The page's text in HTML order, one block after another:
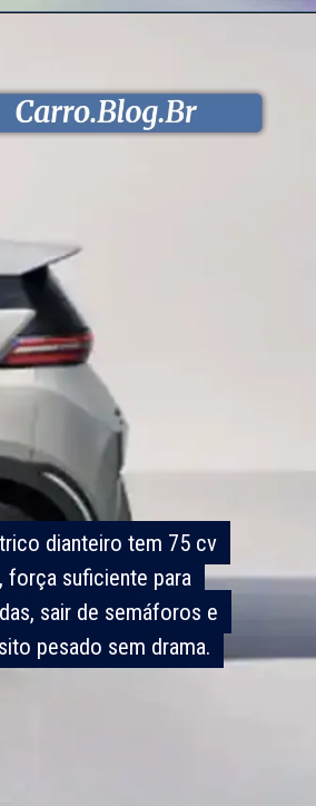
dianteiro tem 75 cv
força suficiente para
sair de semáforos e
pesado sem drama.
dianteiro tem 75 cv
força suficiente para
sair de semáforos e
pesado sem drama.